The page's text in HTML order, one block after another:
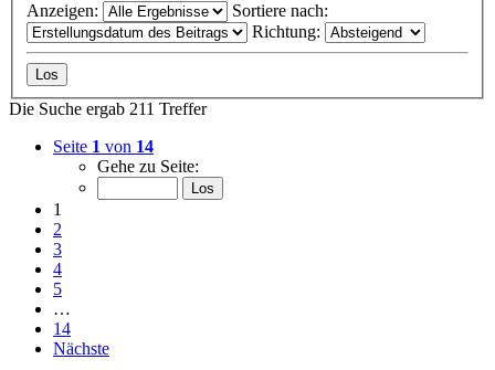
Anzeigen:
Sortiere nach:
Richtung:
Die Suche ergab 211 Treffer
Seite 1 von 14
Gehe zu Seite:
1
2
3
4
5
…
14
Nächste